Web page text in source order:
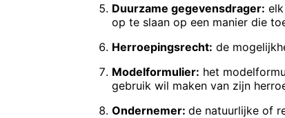
Duurzame gegevensdrager:
op te slaan op een manier die
Herroepingsrecht: de
Modelformulier: het
gebruik wil maken van zijn
Ondernemer: de natuurlijke of